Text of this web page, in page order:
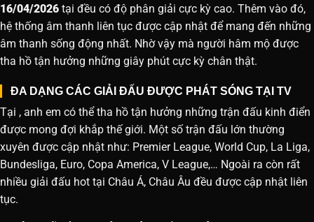
16/04/2026 tại đều có độ phân giải cực kỳ cao. Thêm vào đó,
hệ thống âm thanh liên tục được cập nhật để mang đến những
âm thanh sống động nhất. Nhờ vậy mà người hâm mộ được
tha hồ tận hưởng những giây phút cực kỳ chân thật.
ĐA DẠNG CÁC GIẢI ĐẤU ĐƯỢC PHÁT SÓNG TẠI TV
Tại , anh em có thể tha hồ tận hưởng những trận đấu kinh điển
được mong đợi khắp thế giới. Một số trận đấu lớn thường
xuyên được cập nhật như: Premier League, World Cup, La Liga,
Bundesliga, Euro, Copa America, V League,… Ngoài ra còn rất
nhiều giải đấu hot tại Châu Á, Châu Âu đều được cập nhật liên
tục.